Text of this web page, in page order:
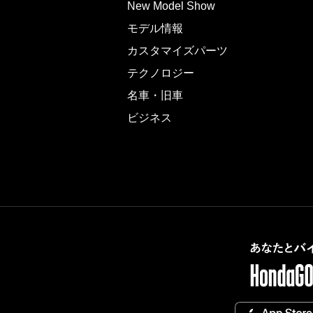
New Model Show
モデル情報
カスタマイズパーツ
テクノロジー
名車・旧車
ビジネス